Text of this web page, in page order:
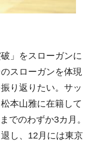
」をスローガンに
スローガンを体現
り返りたい。サッ
本山雅に在籍して
でのわずか3カ月。
し、12月には東京